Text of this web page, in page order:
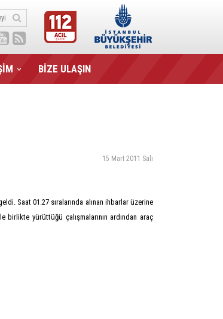
BİZE ULAŞIN
15 Mart 2011 Salı
Saat 01.27 sıralarında alınan ihbarlar üzerine
yürüttüğü çalışmalarının ardından araç